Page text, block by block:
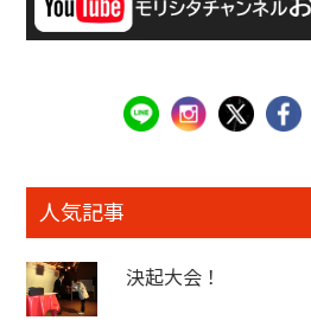
人気記事
決起大会！